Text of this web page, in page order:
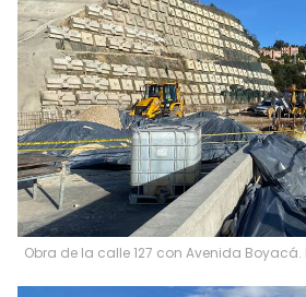
Obra de la calle 127 con Avenida Boyacá.